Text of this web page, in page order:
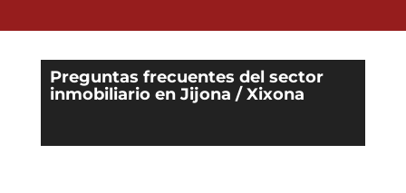
Preguntas frecuentes del sector
inmobiliario en Jijona / Xixona